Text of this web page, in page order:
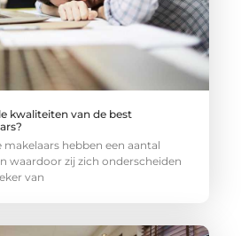
kwaliteiten van de best
hebben een aantal
waardoor zij zich onderscheiden
van